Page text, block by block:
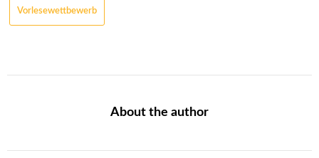
Vorlesewettbewerb
About the author